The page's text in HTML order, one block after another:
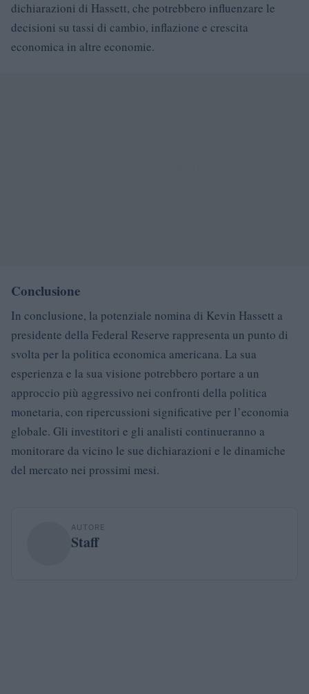
dichiarazioni di Hassett, che potrebbero influenzare le
decisioni su tassi di cambio, inflazione e crescita
economica in altre economie.
Conclusione
In conclusione, la potenziale nomina di Kevin Hassett a
presidente della Federal Reserve rappresenta un punto di
svolta per la politica economica americana. La sua
esperienza e la sua visione potrebbero portare a un
approccio più aggressivo nei confronti della politica
monetaria, con ripercussioni significative per l’economia
globale. Gli investitori e gli analisti continueranno a
monitorare da vicino le sue dichiarazioni e le dinamiche
del mercato nei prossimi mesi.
AUTORE
Staff